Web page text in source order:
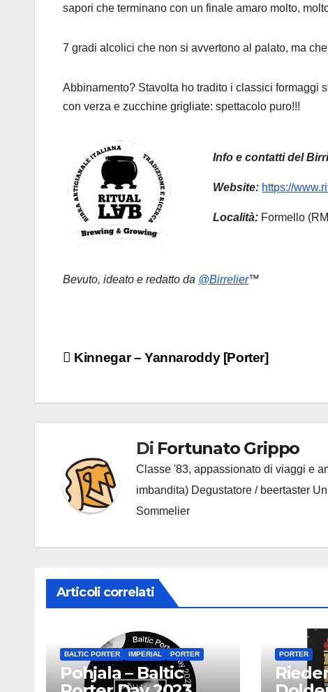
sapori che terminano con un finale amaro molto,
7 gradi alcolici che non si avvertono al palato, ma
Abbinamento? Stavolta ho tradito i classici formaggi
con verza e zucchine grigliate: spettacolo puro!!!
Info e contatti del
Website: https://
Località: Formello
Bevuto, ideato e redatto da @Birrelier™
Navigazione
Kinnegar – Yannaroddy [Porter]
Di Fortunato Grippo
Classe '83, appassionato di viaggi e
imbandita) Degustatore / beertaster
Sommelier
Articoli correlati
BALTIC PORTER IMPERIAL PORTER
Pohjala – Baltic
PORTER